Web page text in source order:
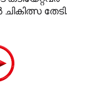
തേടി.